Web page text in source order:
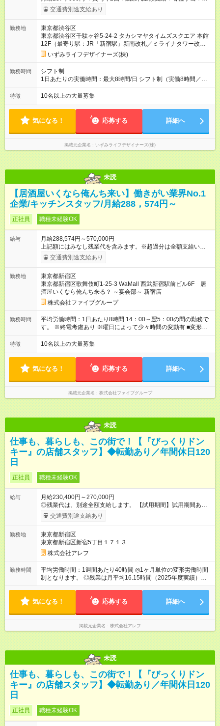
スピタリティ実践支給金（店舗実績による／年4回） （試用期間
中の給与） 1～3ヶ月目：月給223，000円 4～6ヶ月目：月給
期間あり 試用期間の長さ：6ヶ月 ※ 雇用形態と給与に、本採用
時と異なる部分があります。 雇用形態：本採用時と同じです。
給与：月給 223,000円 ～ 228,000円
交通費別途支給あり
勤務地
東京都渋谷区
東京都渋谷区千駄ヶ谷5-24-2 タカシマヤタイムズスクエア 本館
12F（最寄り駅：JR「新宿駅」新南改札／ミライナタワー改
札 徒歩2分都営新宿線／都営大江戸線／京王新線「新宿駅」徒歩
5分東京メトロ副都心線「新宿三丁目駅」徒歩3分 (地下1階地下
鉄口直結)バスタ新宿 徒歩2分）
いずみライフデザイナーズ(株)
勤務時間
シフト制
1日あたりの実働時間：最大8時間/日 シフト制（実働8時間／休
憩1時間） ＜シフト例＞ 早番 9:30～18:30／遅番 10:00～
19:00（※店舗により異なります） 残業はほとんどありません！
家庭での時間も大切にしながら無理なく続けられます◎
特徴 10名以上の大量募集
気になる！ 応募する 詳細へ
掲載元企業名 いずみライフデザイナーズ(株)
未読
【居酒屋いくなら俺んち来い】働きがい業界No.1
企業/キッチンスタッフ/月給288，574円～
正社員 職種未経験OK
給与
月給288,574円～570,000円
上記額にはみなし残業代を含みます。※超過分は全額支給いたし
ます。 みなし残業代 55,495円／月 みなし残業時間 36時間／月
■昇給あり 年2回の給与査定による ■賞与あり ■前払い賞与あり
■残業手当あり ■交通費支給（上限3万円/月） ■引越し手当 敷
金・礼金・保証金・保険料の初期費用+荷物運搬費を支給 ※規定
あり ■積立金制度 給与ならびに賞与から積立を行える(年利2%)
シフトは22:00～翌5:00の深夜帯に入ってもらうこともありま
す。 一般的な飲食業では、この深夜帯のお給料は「みなし」と
して基本給に含まれることがしばしば・・・ でもファイブでは
「別途」深夜手当を支給！ ただキツいだけの深夜業務では心か
てしっかり還元することを大事にしています！ 【試用期間】試
用期間あり 試用期間の長さ：3ヶ月 雇用形態、給与は本採用時
と同じです。
交通費別途支給あり
勤務地
東京都新宿区
東京都新宿区歌舞伎町1-25-3 WaMall 西武新宿駅前ビル6F 居
酒屋いくなら俺んち来る？ ～宴会部～ 新宿店
株式会社ファイブグループ
勤務時間
平均労働時間：1日あたり8時間 14：00～翌5：00の間の勤務で
す。 ※終電考慮あり ※曜日によって少々時間の変動有 ■変形労
働時間制 ■実労働時間：8時間程度 ■休憩時間：1時間程度～2時
間 休憩時間は勤務時間による ■月平均所定労働時間：173時間 ■
14：00～翌5：00の間の勤務です。 ※終電考慮あり ※曜日によ
って少々時間の変動有 ■変形労働時間制 ■実労働時間：8時間程
度 ■休憩時間：1時間程度～2時間 休憩時間は勤務時間による ■
月平均所定労働時間：173時間 ■平均残業時間：42時間程度
特徴 10名以上の大量募集
気になる！ 応募する 詳細へ
掲載元企業名 株式会社ファイブグループ
未読
仕事も、暮らしも、この街で！【『びっくりドン
キー』の店舗スタッフ】◆転勤あり／年間休日120
日
正社員 職種未経験OK
給与
月給230,400円～270,000円
◎残業代は、別途全額支給します。 【試用期間】試用期間あり
試用期間の長さ：3ヶ月 雇用形態、給与は本採用時と同じです。
交通費別途支給あり
勤務地
東京都新宿区
東京都新宿区新宿5丁目１７１３
株式会社アレフ
勤務時間
平均労働時間：1週間あたり40時間 ◎1ヶ月単位の変形労働時間
制となります。 ◎残業は月平均16.15時間（2025年度実績）。
ワークライフバランス充実のため、働きやすい環境づくりを推
の変形労働時間制となります。 ◎残業は月平均16.15時間
すい環境づくりを推進しています。
気になる！ 応募する 詳細へ
掲載元企業名 株式会社アレフ
未読
仕事も、暮らしも、この街で！【『びっくりドン
キー』の店舗スタッフ】◆転勤あり／年間休日120
日
正社員 職種未経験OK